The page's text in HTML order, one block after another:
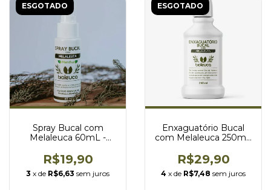
ESGOTADO
Spray Bucal com
Melaleuca 60mL -
R$19,90
3 x de R$6,63 sem juros
ESGOTADO
Enxaguatório Bucal
com Melaleuca 250mL
R$29,90
4 x de R$7,48 sem juros